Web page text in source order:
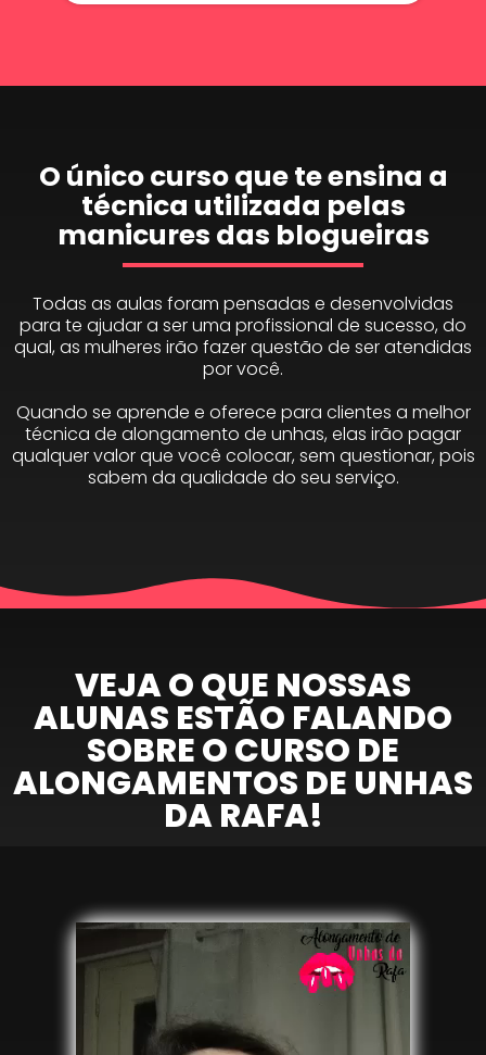
O único curso que te ensina a
técnica utilizada pelas
manicures das blogueiras
Todas as aulas foram pensadas e desenvolvidas
para te ajudar a ser uma profissional de sucesso, do
qual, as mulheres irão fazer questão de ser atendidas
por você.
Quando se aprende e oferece para clientes a melhor
técnica de alongamento de unhas, elas irão pagar
qualquer valor que você colocar, sem questionar, pois
sabem da qualidade do seu serviço.
VEJA O QUE NOSSAS
ALUNAS ESTÃO FALANDO
SOBRE O CURSO DE
ALONGAMENTOS DE UNHAS
DA RAFA!